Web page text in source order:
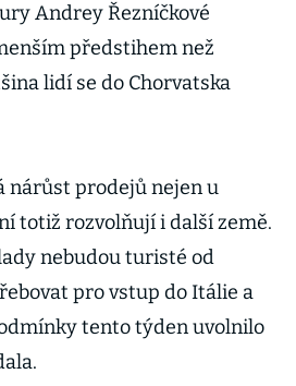
Andrey Řezníčkové
předstihem než
lidí se do Chorvatska
nárůst prodejů nejen u
totiž rozvolňují i další země.
nebudou turisté od
pro vstup do Itálie a
tento týden uvolnilo